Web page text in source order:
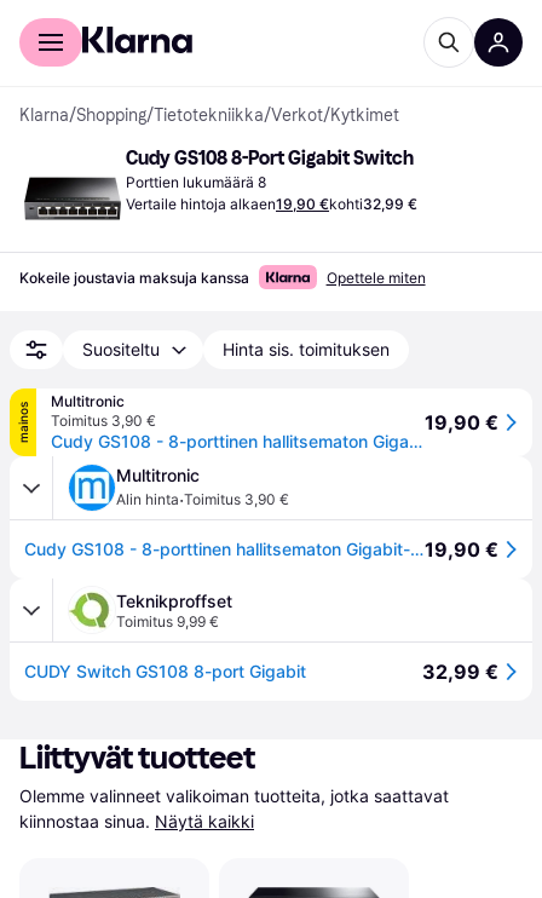
Kuluttajille
Klarna/Shopping/Tietotekniikka/Verkot/Kytkimet
Cudy GS108 8-Port Gigabit Switch
Porttien lukumäärä 8
Vertaile hintoja alkaen19,90 €kohti32,99 €
Kokeile joustavia maksuja kanssa Opettele miten
Suositeltu Hinta sis. toimituksen
mainos
Multitronic
Toimitus 3,90 €
Cudy GS108 - 8-porttinen hallitsematon Gigabit-pöytäkytkin, musta
19,90 €
Multitronic
Alin hinta·Toimitus 3,90 €
Cudy GS108 - 8-porttinen hallitsematon Gigabit-pöytäkytkin, musta19,90 €
Teknikproffset
Toimitus 9,99 €
CUDY Switch GS108 8-port Gigabit 32,99 €
Liittyvät tuotteet
Olemme valinneet valikoiman tuotteita, jotka saattavat
kiinnostaa sinua. Näytä kaikki